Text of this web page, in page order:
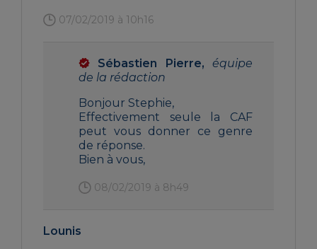
07/02/2019 à 10h16
Sébastien Pierre, équipe
de la rédaction
Bonjour Stephie,
Effectivement seule la CAF
peut vous donner ce genre
de réponse.
Bien à vous,
08/02/2019 à 8h49
Lounis